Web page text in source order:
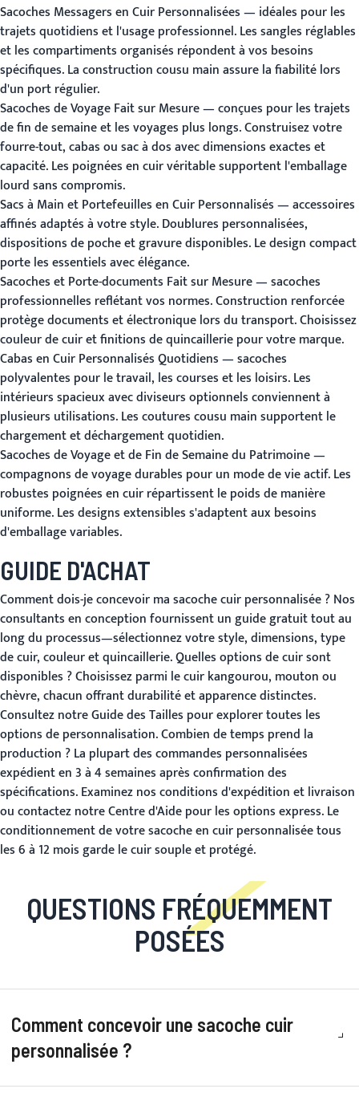
Sacoches Messagers en Cuir Personnalisées— idéales pour les
trajets quotidiens et l'usage professionnel. Les sangles réglables
et les compartiments organisés répondent à vos besoins
spécifiques. La construction cousu main assure la fiabilité lors
d'un port régulier.
Sacoches de Voyage Fait sur Mesure— conçues pour les trajets
de fin de semaine et les voyages plus longs. Construisez votre
fourre-tout, cabas ou sac à dos avec dimensions exactes et
capacité. Les poignées en cuir véritable supportent l'emballage
lourd sans compromis.
Sacs à Main et Portefeuilles en Cuir Personnalisés— accessoires
affinés adaptés à votre style. Doublures personnalisées,
dispositions de poche et gravure disponibles. Le design compact
porte les essentiels avec élégance.
Sacoches et Porte-documents Fait sur Mesure— sacoches
professionnelles reflétant vos normes. Construction renforcée
protège documents et électronique lors du transport. Choisissez
couleur de cuir et finitions de quincaillerie pour votre marque.
Cabas en Cuir Personnalisés Quotidiens— sacoches
polyvalentes pour le travail, les courses et les loisirs. Les
intérieurs spacieux avec diviseurs optionnels conviennent à
plusieurs utilisations. Les coutures cousu main supportent le
chargement et déchargement quotidien.
Sacoches de Voyage et de Fin de Semaine du Patrimoine—
compagnons de voyage durables pour un mode de vie actif. Les
robustes poignées en cuir répartissent le poids de manière
uniforme. Les designs extensibles s'adaptent aux besoins
d'emballage variables.
GUIDE D'ACHAT
Comment dois-je concevoir ma sacoche cuir personnalisée ?Nos
consultants en conception fournissent un guide gratuit tout au
long du processus—sélectionnez votre style, dimensions, type
de cuir, couleur et quincaillerie.Quelles options de cuir sont
disponibles ?Choisissez parmi le cuir kangourou, mouton ou
chèvre, chacun offrant durabilité et apparence distinctes.
Consultez notre Guide des Tailles pour explorer toutes les
options de personnalisation.Combien de temps prend la
production ?La plupart des commandes personnalisées
expédient en 3 à 4 semaines après confirmation des
spécifications. Examinez nos conditions d'expédition et livraison
ou contactez notre Centre d'Aide pour les options express. Le
conditionnement de votre sacoche en cuir personnalisée tous
les 6 à 12 mois garde le cuir souple et protégé.
QUESTIONS FRÉQUEMMENT
POSÉES
Comment concevoir une sacoche cuir
personnalisée ?